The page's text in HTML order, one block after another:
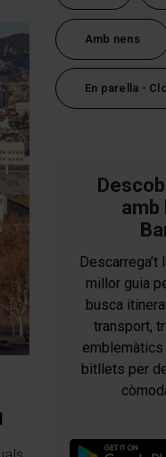
Amb nens
En parella -
amb
millor guia
busca
transport,
emblemàtics
bitllets per